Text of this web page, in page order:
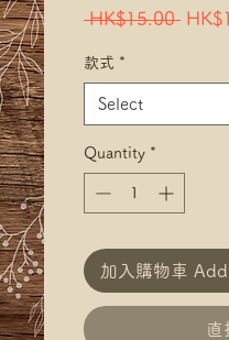
HK$15.00
款式 *
Select
Quantity *
加入購物車
直